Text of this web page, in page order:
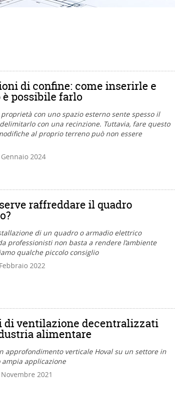
di confine: come inserirle e
è possibile farlo
con uno spazio esterno sente spesso il
con una recinzione. Tuttavia, fare questo
al proprio terreno può non essere
2024
raffreddare il quadro
di un quadro o armadio elettrico
professionisti non basta a rendere l’ambiente
qualche piccolo consiglio
2022
di ventilazione decentralizzati
alimentare
approfondimento verticale Hoval su un settore in
applicazione
2021